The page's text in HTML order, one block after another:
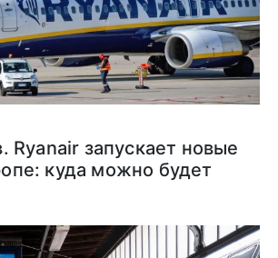
Ryanair запускает новые
куда можно будет